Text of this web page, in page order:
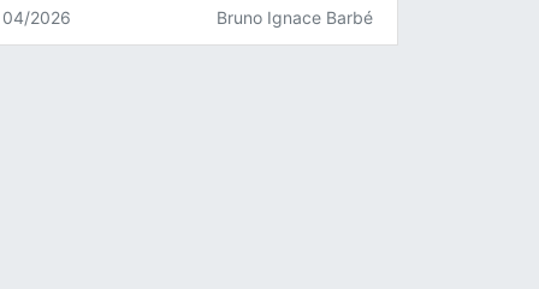
04/2026 Bruno Ignace Barbé